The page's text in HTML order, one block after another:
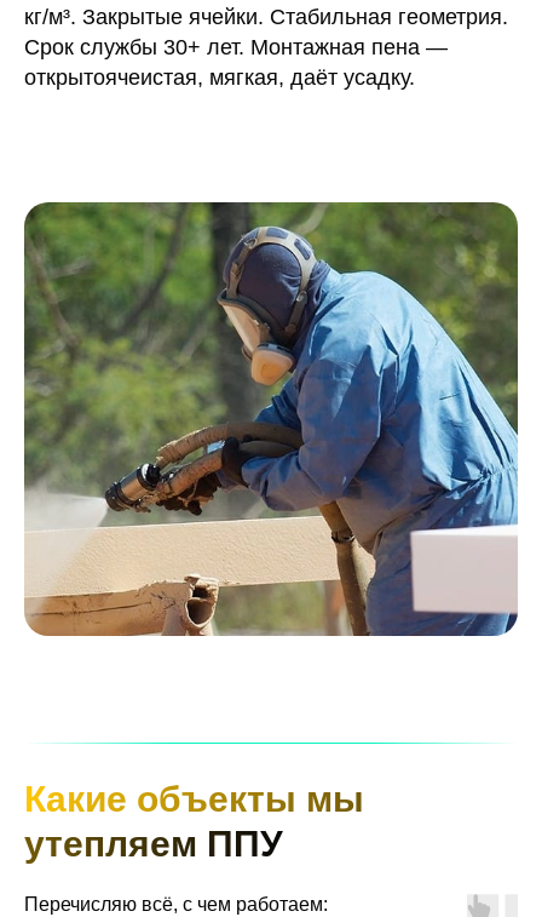
кг/м³. Закрытые ячейки. Стабильная геометрия.
Срок службы 30+ лет. Монтажная пена —
открытоячеистая, мягкая, даёт усадку.
Какие объекты мы
утепляем ППУ
Перечисляю всё, с чем работаем: